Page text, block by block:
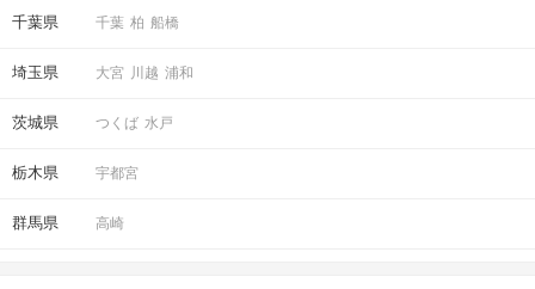
千葉県 千葉 柏 船橋
埼玉県 大宮 川越 浦和
茨城県 つくば 水戸
栃木県 宇都宮
群馬県 高崎